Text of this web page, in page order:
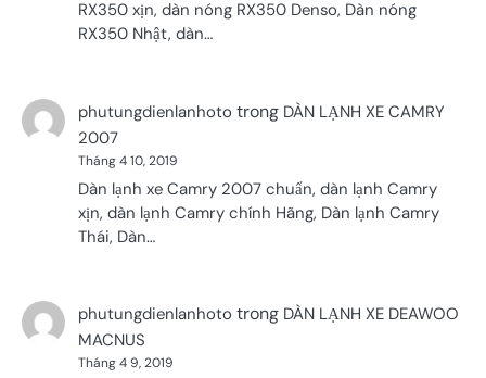
RX350 xịn, dàn nóng RX350 Denso, Dàn nóng
RX350 Nhật, dàn…
phutungdienlanhoto trong DÀN LẠNH XE CAMRY
2007
Tháng 4 10, 2019
Dàn lạnh xe Camry 2007 chuẩn, dàn lạnh Camry
xịn, dàn lạnh Camry chính Hãng, Dàn lạnh Camry
Thái, Dàn…
phutungdienlanhoto trong DÀN LẠNH XE DEAWOO
MACNUS
Tháng 4 9, 2019